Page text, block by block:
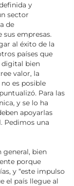
y
sector
de
empresas.
al éxito de la
países que
digital bien
valor, la
es posible
Para las
y se lo ha
apoyarlas
Pedimos una
general, bien
porque
y “este impulso
el país llegue al